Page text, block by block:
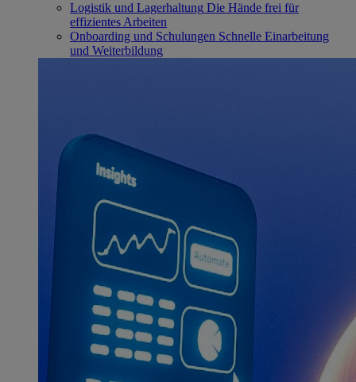
Logistik und Lagerhaltung Die Hände frei für
effizientes Arbeiten
Onboarding und Schulungen Schnelle Einarbeitung
und Weiterbildung